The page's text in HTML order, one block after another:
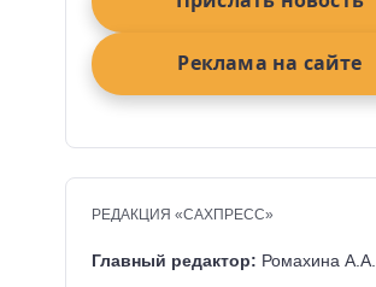
Реклама на сайте
РЕДАКЦИЯ «САХПРЕСС»
Главный редактор: Ромахина А.А.